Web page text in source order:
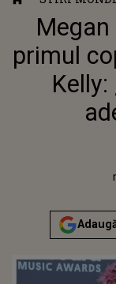
primul
marți, 12 noiembrie